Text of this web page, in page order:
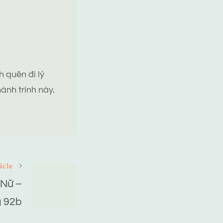
quên đi lý
trình này.
–
92b